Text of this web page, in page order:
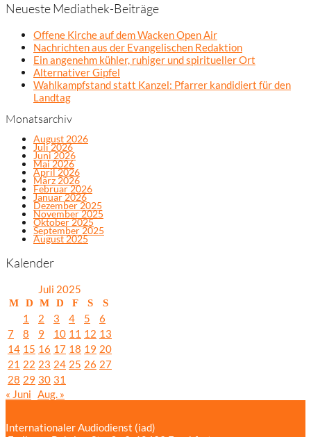
Neueste Mediathek-Beiträge
Offene Kirche auf dem Wacken Open Air
Nachrichten aus der Evangelischen Redaktion
Ein angenehm kühler, ruhiger und spiritueller Ort
Alternativer Gipfel
Wahlkampfstand statt Kanzel: Pfarrer kandidiert für den
Landtag
Monatsarchiv
August 2026
Juli 2026
Juni 2026
Mai 2026
April 2026
März 2026
Februar 2026
Januar 2026
Dezember 2025
November 2025
Oktober 2025
September 2025
August 2025
Kalender
Juli 2025
M D M D F S S
1 2 3 4 5
6
7
8 9 10 11 12 13
14 15 16 17 18 19 20
21 22 23 24 25 26 27
28 29 30 31
« Juni Aug. »
Internationaler Audiodienst (iad)